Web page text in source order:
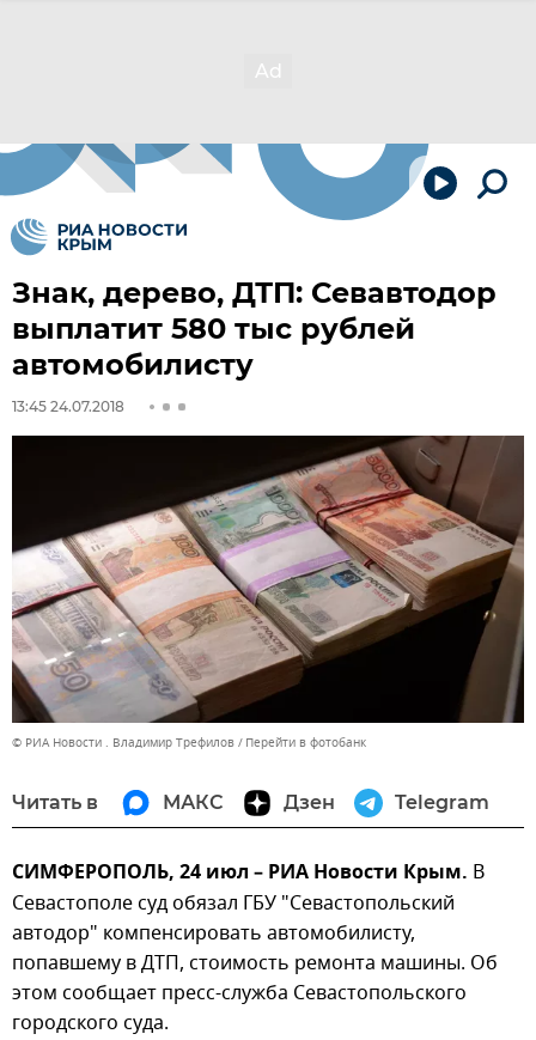
Знак, дерево, ДТП: Севавтодор
выплатит 580 тыс рублей
автомобилисту
13:45 24.07.2018
© РИА Новости . Владимир Трефилов Перейти в фотобанк
Читать в МАКС Дзен Telegram
СИМФЕРОПОЛЬ, 24 июл – РИА Новости Крым. В
Севастополе суд обязал ГБУ "Севастопольский
автодор" компенсировать автомобилисту,
попавшему в ДТП, стоимость ремонта машины. Об
этом сообщает пресс-служба Севастопольского
городского суда.